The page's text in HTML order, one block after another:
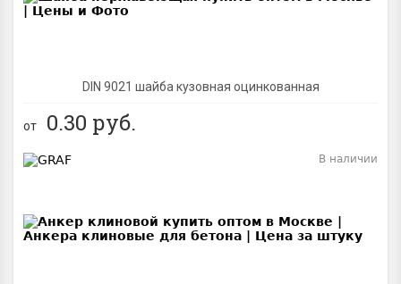
DIN 9021 шайба кузовная оцинкованная
от 0.30 руб.
В наличии